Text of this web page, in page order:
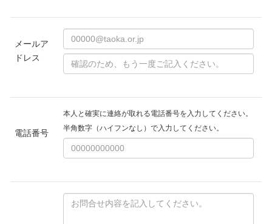
メールア
ドレス
電話番号
本人と確実に連絡が取れる電話番号を入力してください。
半角数字（ハイフンなし）で入力してください。